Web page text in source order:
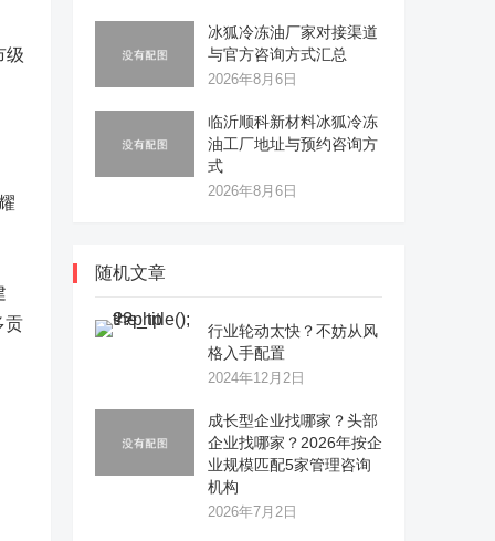
级
贡
冰狐冷冻油厂家对接渠道
与官方咨询方式汇总
2026年8月6日
临沂顺科新材料冰狐冷冻
油工厂地址与预约咨询方
式
2026年8月6日
随机文章
行业轮动太快？不妨从风
格入手配置
2024年12月2日
成长型企业找哪家？头部
企业找哪家？2026年按企
业规模匹配5家管理咨询
机构
2026年7月2日